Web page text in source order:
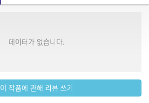
데이터가 없습니다.
이 작품에 관해 리뷰 쓰기